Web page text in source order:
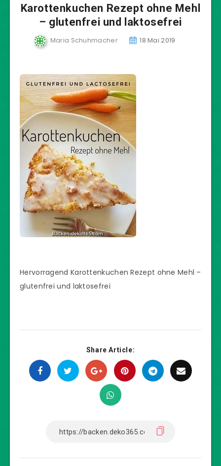
Karottenkuchen Rezept ohne Mehl
– glutenfrei und laktosefrei
Maria Schuhmacher 18 Mai 2019
Hervorragend Karottenkuchen Rezept ohne Mehl –
glutenfrei und laktosefrei
Share Article: